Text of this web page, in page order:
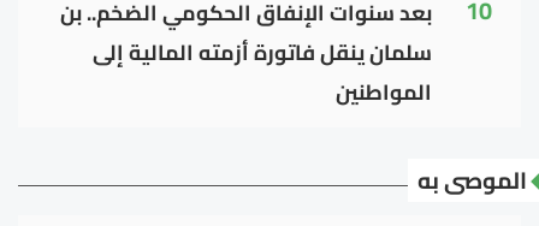
10
بعد سنوات الإنفاق الحكومي الضخم.. بن
سلمان ينقل فاتورة أزمته المالية إلى
المواطنين
الموصى به